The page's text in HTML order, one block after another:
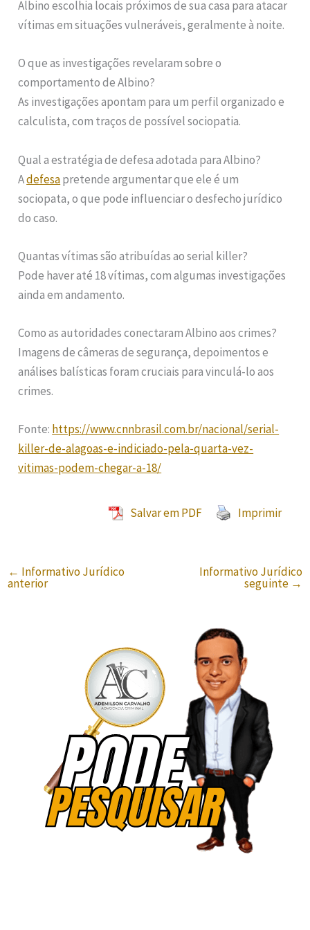
Albino escolhia locais próximos de sua casa para atacar
vítimas em situações vulneráveis, geralmente à noite.
O que as investigações revelaram sobre o
comportamento de Albino?
As investigações apontam para um perfil organizado e
calculista, com traços de possível sociopatia.
Qual a estratégia de defesa adotada para Albino?
Adefesapretende argumentar que ele é um
sociopata, o que pode influenciar o desfecho jurídico
do caso.
Quantas vítimas são atribuídas ao serial killer?
Pode haver até 18 vítimas, com algumas investigações
ainda em andamento.
Como as autoridades conectaram Albino aos crimes?
Imagens de câmeras de segurança, depoimentos e
análises balísticas foram cruciais para vinculá-lo aos
crimes.
Fonte: https://www.cnnbrasil.com.br/nacional/serial-
killer-de-alagoas-e-indiciado-pela-quarta-vez-
vitimas-podem-chegar-a-18/
Salvar em PDF Imprimir
← Informativo Jurídico
anterior
Informativo Jurídico
seguinte →